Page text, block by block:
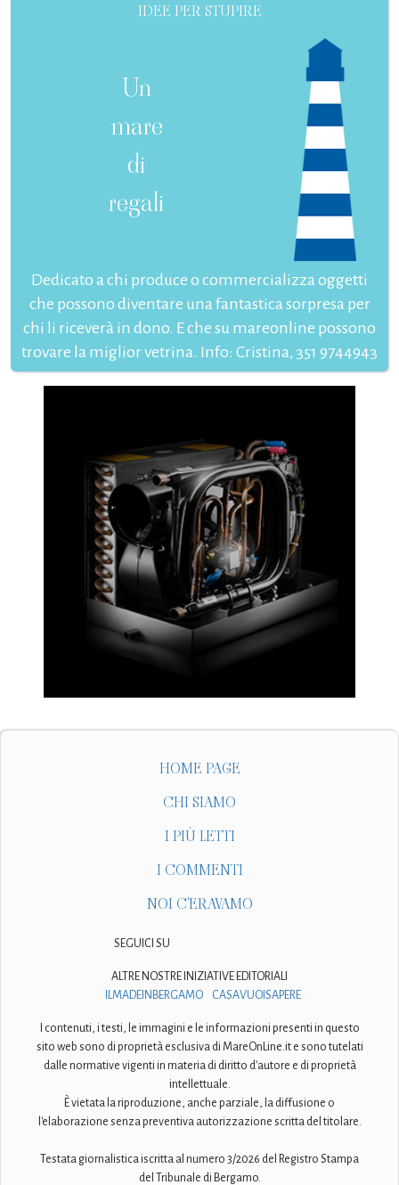
IDEE PER STUPIRE
Un
mare
di
regali
Dedicato a chi produce o commercializza oggetti
che possono diventare una fantastica sorpresa per
chi li riceverà in dono. E che su mareonline possono
trovare la miglior vetrina. Info: Cristina, 351 9744943
HOME PAGE
CHI SIAMO
I PIÙ LETTI
I COMMENTI
NOI C'ERAVAMO
SEGUICI SU
ALTRE NOSTRE INIZIATIVE EDITORIALI
ILMADEINBERGAMO
CASAVUOISAPERE
I contenuti, i testi, le immagini e le informazioni presenti in questo
sito web sono di proprietà esclusiva di MareOnLine.it e sono tutelati
dalle normative vigenti in materia di diritto d'autore e di proprietà
intellettuale.
È vietata la riproduzione, anche parziale, la diffusione o
l'elaborazione senza preventiva autorizzazione scritta del titolare.
Testata giornalistica iscritta al numero 3/2026 del Registro Stampa
del Tribunale di Bergamo.